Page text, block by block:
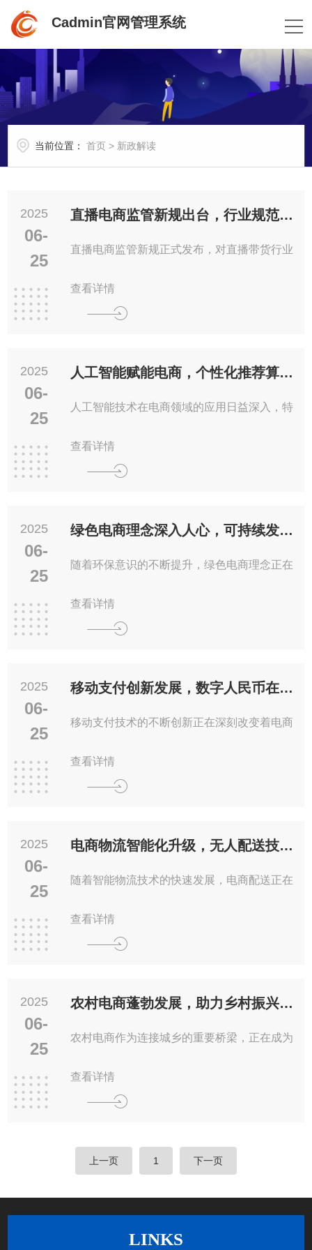
Cadmin官网管理系统
当前位置： 首页 > 新政解读
2025
06-
25
直播电商监管新规出台，行业规范化发展迎来新机遇
直播电商监管新规正式发布，对直播带货行业
查看详情
2025
06-
25
人工智能赋能电商，个性化推荐算法优化用户体验
人工智能技术在电商领域的应用日益深入，特
查看详情
2025
06-
25
绿色电商理念深入人心，可持续发展成为行业共识
随着环保意识的不断提升，绿色电商理念正在
查看详情
2025
06-
25
移动支付创新发展，数字人民币在电商场景加速普及
移动支付技术的不断创新正在深刻改变着电商
查看详情
2025
06-
25
电商物流智能化升级，无人配送技术实现规模化应用
随着智能物流技术的快速发展，电商配送正在
查看详情
2025
06-
25
农村电商蓬勃发展，助力乡村振兴战略深入实施
农村电商作为连接城乡的重要桥梁，正在成为
查看详情
上一页 1 下一页
LINKS